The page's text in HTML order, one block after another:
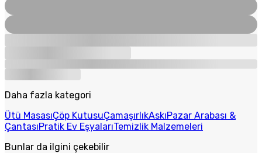
Daha fazla kategori
Ütü MasasıÇöp KutusuÇamaşırlıkAskıPazar Arabası &
ÇantasıPratik Ev EşyalarıTemizlik Malzemeleri
Bunlar da ilgini çekebilir